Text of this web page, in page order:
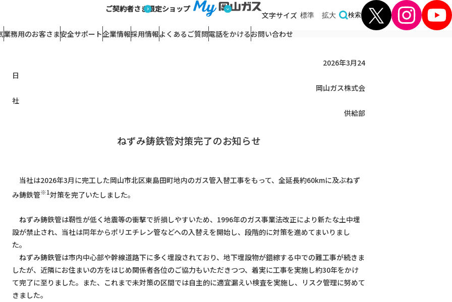
文字サイズ 標準 拡大 検索
ご契約者さま限定ショップ
業務用のお客さま安全サポート企業情報採用情報よくあるご質問電話をかけるお問い合わせ
ねずみ鋳鉄管対策完了のお知らせ
2026年3月24
日
岡山ガス株式会
社
供給部
ねずみ鋳鉄管対策完了のお知らせ
当社は2026年3月に完工した岡山市北区東島田町地内のガス管入替工事をもって、全延長約60kmに及ぶねず
み鋳鉄管※1対策を完了いたしました。
ねずみ鋳鉄管は靭性が低く地震等の衝撃で折損しやすいため、1996年のガス事業法改正により新たな土中埋
設が禁止され、当社は同年からポリエチレン管などへの入替えを開始し、段階的に対策を進めてまいりまし
た。
ねずみ鋳鉄管は市内中心部や幹線道路下に多く埋設されており、地下埋設物が錯綜する中での難工事が続きま
したが、近隣にお住まいの方をはじめ関係者各位のご協力もいただきつつ、着実に工事を実施し約30年をかけ
て完了に至りました。また、これまで未対策の区間では自主的に適宜漏えい検査を実施し、リスク管理に努めて
きました。